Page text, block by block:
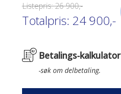
Listepris:26 900,-
Totalpris: 24 900,-
Betalings-kalkulator
-søk om delbetaling.